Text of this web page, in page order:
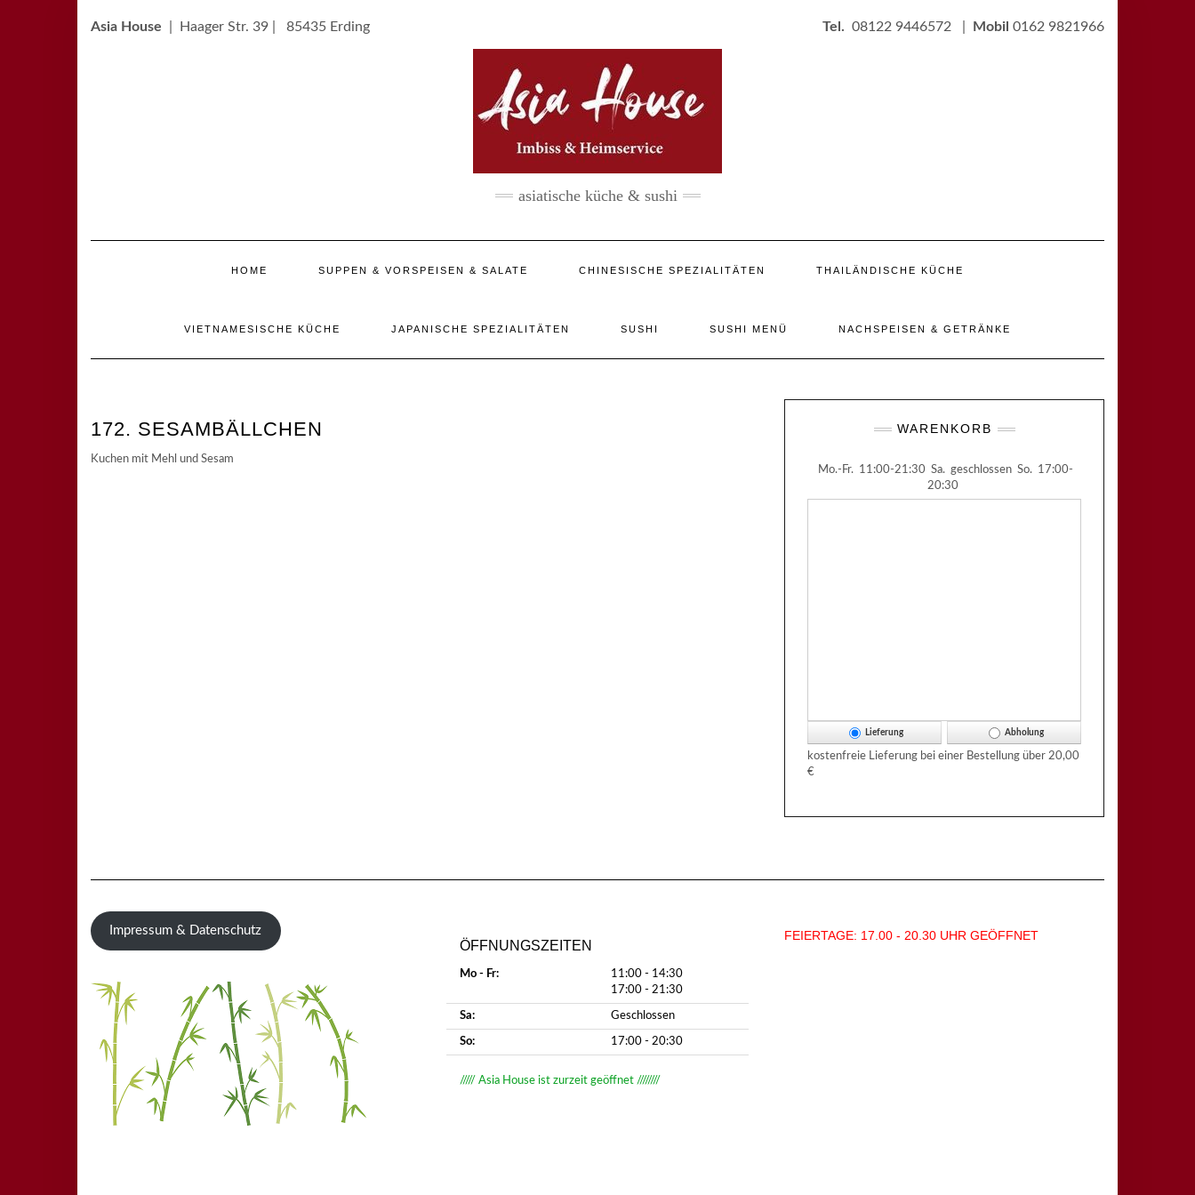
Asia House | Haager Str. 39 | 85435 Erding Tel. 08122 9446572 | Mobil 0162 9821966
asiatische küche & sushi
HOME SUPPEN & VORSPEISEN & SALATE CHINESISCHE SPEZIALITÄTEN THAILÄNDISCHE KÜCHE
VIETNAMESISCHE KÜCHE JAPANISCHE SPEZIALITÄTEN SUSHI SUSHI MENÜ NACHSPEISEN & GETRÄNKE
172. SESAMBÄLLCHEN
Kuchen mit Mehl und Sesam
WARENKORB
Mo.-Fr. 11:00-21:30 Sa. geschlossen So. 17:00-
20:30
Lieferung Abholung
kostenfreie Lieferung bei einer Bestellung über 20,00
€
Impressum & Datenschutz
ÖFFNUNGSZEITEN
Mo - Fr:
11:00 - 14:30
17:00 - 21:30
Sa: Geschlossen
So: 17:00 - 20:30
///// Asia House ist zurzeit geöffnet ////////
FEIERTAGE: 17.00 - 20.30 UHR GEÖFFNET